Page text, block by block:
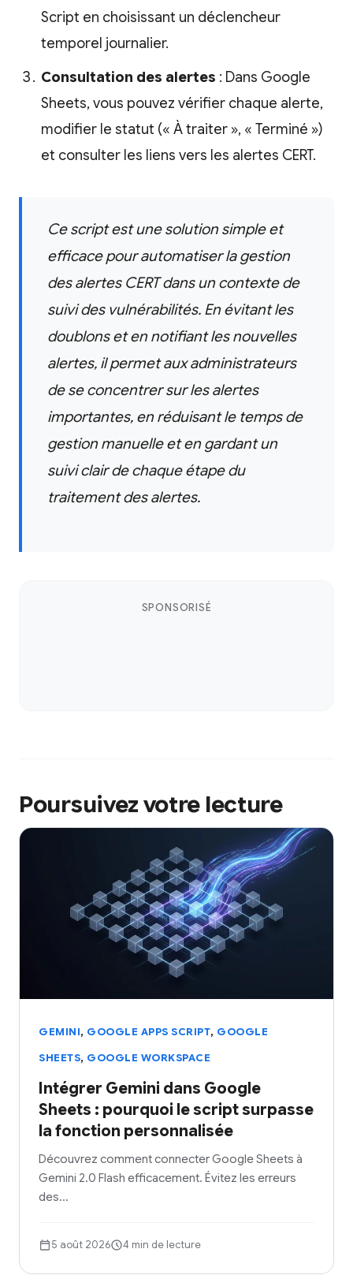
Script en choisissant un déclencheur
temporel journalier.
Consultation des alertes : Dans Google
Sheets, vous pouvez vérifier chaque alerte,
modifier le statut (« À traiter », « Terminé »)
et consulter les liens vers les alertes CERT.
Ce script est une solution simple et
efficace pour automatiser la gestion
des alertes CERT dans un contexte de
suivi des vulnérabilités. En évitant les
doublons et en notifiant les nouvelles
alertes, il permet aux administrateurs
de se concentrer sur les alertes
importantes, en réduisant le temps de
gestion manuelle et en gardant un
suivi clair de chaque étape du
traitement des alertes.
SPONSORISÉ
Poursuivez votre lecture
GEMINI, GOOGLE APPS SCRIPT, GOOGLE
SHEETS, GOOGLE WORKSPACE
Intégrer Gemini dans Google
Sheets : pourquoi le script surpasse
la fonction personnalisée
Découvrez comment connecter Google Sheets à
Gemini 2.0 Flash efficacement. Évitez les erreurs
des…
5 août 2026 4 min de lecture